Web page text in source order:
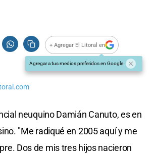
+ Agregar El Litoral en
Agregar a tus medios preferidos en Google
neuquino Damián Canuto, es en
"Me radiqué en 2005 aquí y me
Dos de mis tres hijos nacieron